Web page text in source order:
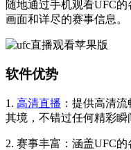
随地通过手机观看UFC
画面和详尽的赛事信息。
软件优势
1. 高清直播 ：提供高清
其境，不错过任何精彩瞬
2. 赛事丰富：涵盖UFC